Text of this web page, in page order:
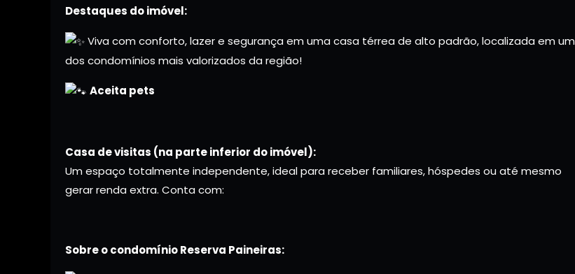
Destaques do imóvel:
Viva com conforto, lazer e segurança em uma casa térrea de alto padrão, localizada em um
dos condomínios mais valorizados da região!
Aceita pets
Casa de visitas (na parte inferior do imóvel):
Um espaço totalmente independente, ideal para receber familiares, hóspedes ou até mesmo
gerar renda extra. Conta com:
Sobre o condomínio Reserva Paineiras: